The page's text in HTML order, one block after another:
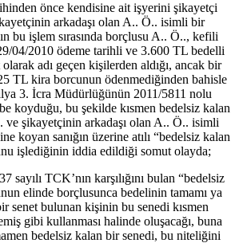
önce kendisine ait işyerini şikayetçi
arkadaşı olan A.. Ö.. isimli bir
bu işlem sırasında borçlusu A.. Ö.., kefili
04/2010 ödeme tarihli ve 3.600 TL bedelli
adı geçen kişilerden aldığı, ancak bir
TL kira borcunun ödenmediğinden bahisle
3. İcra Müdürlüğünün 2011/5811 nolu
koyduğu, bu şekilde kısmen bedelsiz kalan
ve şikayetçinin arkadaşı olan A.. Ö.. isimli
koyan sanığın üzerine atılı “bedelsiz kalan
işlediğinin iddia edildiği somut olayda;
sayılı TCK’nın karşılığını bulan “bedelsiz
elinde borçlusunca bedelinin tamamı ya
senet bulunan kişinin bu senedi kısmen
gibi kullanması halinde oluşacağı, buna
bedelsiz kalan bir senedi, bu niteliğini